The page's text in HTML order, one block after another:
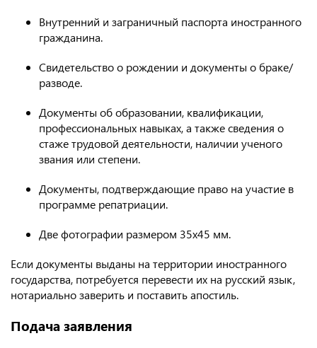
Внутренний и заграничный паспорта иностранного
гражданина.
Свидетельство о рождении и документы о браке/
разводе.
Документы об образовании, квалификации,
профессиональных навыках, а также сведения о
стаже трудовой деятельности, наличии ученого
звания или степени.
Документы, подтверждающие право на участие в
программе репатриации.
Две фотографии размером 35х45 мм.
Если документы выданы на территории иностранного
государства, потребуется перевести их на русский язык,
нотариально заверить и поставить апостиль.
Подача заявления